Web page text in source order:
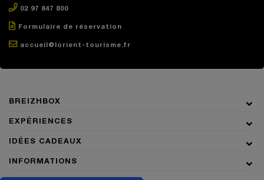
02 97 847 800
Formulaire de réservation
accueil@lorient-tourisme.fr
BREIZHBOX
EXPÉRIENCES
IDÉES CADEAUX
INFORMATIONS